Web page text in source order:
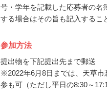
号・学年を記載した応募者の名
する場合はその旨も記入するこ
参加方法
提出物を下記提出先まで郵送
※2022年6月8日までは、天草
参も可（ただし平日の8:30～